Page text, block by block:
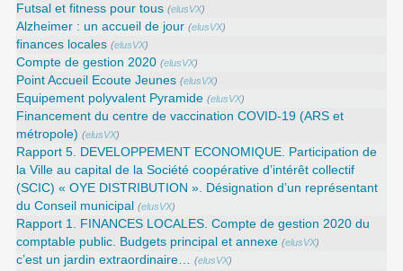
Futsal et fitness pour tous (elusVX)
Alzheimer : un accueil de jour (elusVX)
finances locales (elusVX)
Compte de gestion 2020 (elusVX)
Point Accueil Ecoute Jeunes (elusVX)
Equipement polyvalent Pyramide (elusVX)
Financement du centre de vaccination COVID-19 (ARS et
métropole) (elusVX)
Rapport 5. DEVELOPPEMENT ECONOMIQUE. Participation de
la Ville au capital de la Société coopérative d’intérêt collectif
(SCIC) « OYE DISTRIBUTION ». Désignation d’un représentant
du Conseil municipal (elusVX)
Rapport 1. FINANCES LOCALES. Compte de gestion 2020 du
comptable public. Budgets principal et annexe (elusVX)
c’est un jardin extraordinaire… (elusVX)